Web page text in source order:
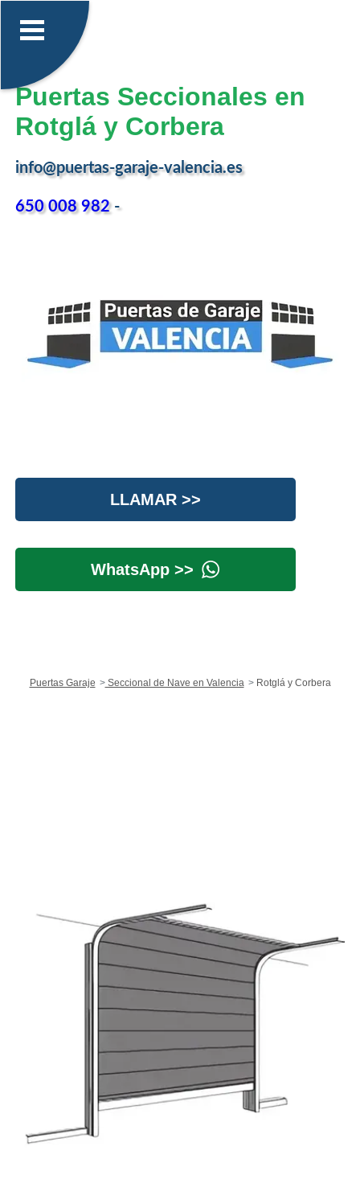
Puertas Seccionales en
Rotglá y Corbera
info@puertas-garaje-valencia.es
650 008 982-
LLAMAR >>
WhatsApp >>
Puertas Garaje Seccional de Nave en Valencia Rotglá y Corbera